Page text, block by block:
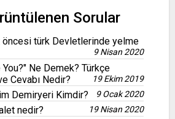
Sorular
türk Devletlerinde yelme
9 Nisan 2020
Ne Demek? Türkçe
Cevabı Nedir?
19 Ekim 2019
Demiryeri Kimdir? 9 Ocak 2020
nedir? 19 Nisan 2020